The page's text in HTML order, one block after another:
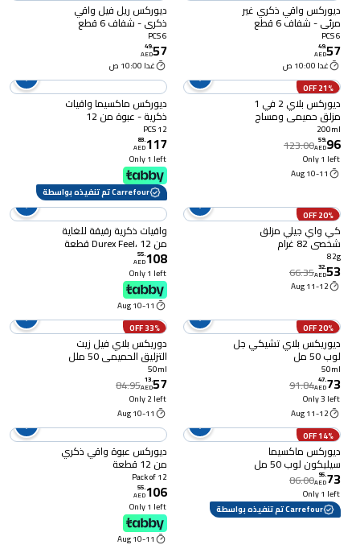
ديوركس واقي ذكري غير
مرئي - شفاف 6 قطع
6 PCS
57
.
49
AED
غدا 10:00 ص
ديوركس ريل فيل واقي
ذكري - شفاف 6 قطع
6 PCS
57
.
49
AED
غدا 10:00 ص
21% OFF
ديوركس بلاي 2 في 1
مزلق حميمي ومساج
بخلاصة الغوارانا 200 ملل
200ml
96
.
59
AED
123.00
Only 1 left
10-11 Aug
ديوركس ماكسيما واقيات
ذكرية - عبوة من 12
قطعة
12 PCS
117
.
83
AED
Only 1 left
Carrefour تم تنفيذه بواسطة
20% OFF
كي واي جيلي مزلق
شخصي 82 غرام
82g
53
.
32
AED
66.35
11-12 Aug
واقيات ذكرية رقيقة للغاية
من Durex Feel، 12 قطعة
108
.
55
AED
Only 1 left
10-11 Aug
20% OFF
ديوريكس بلاي تشيكي جل
لوب 50 مل
50ml
73
.
47
AED
91.84
Only 3 left
11-12 Aug
33% OFF
دوريكس بلاي فيل زيت
التزليق الحميمي 50 ملل
50ml
57
.
13
AED
84.95
Only 2 left
10-11 Aug
14% OFF
ديوركس ماكسيما
سيليكون لوب 50 مل
73
.
95
AED
86.00
Only 1 left
Carrefour تم تنفيذه بواسطة
ديوركس عبوة واقي ذكري
من 12 قطعة
Pack of 12
106
.
55
AED
Only 1 left
10-11 Aug